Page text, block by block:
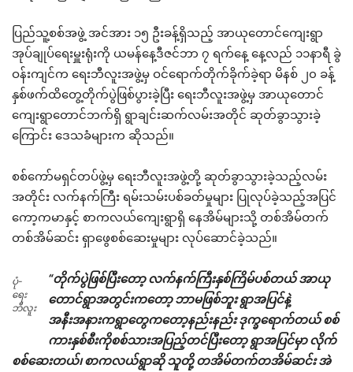
ပြည်သူ့စစ်အဖွဲ့ အင်အား ၁၅ ဦးခန့်ရှိသည့် အာယုတောင်ကျေးရွာ
အုပ်ချုပ်ရေးမှူးရုံးကို ယမန်နေ့ဒီဇင်ဘာ ၇ ရက်နေ့ နေ့လည် ၁၁နာရီ ခွဲ
ဝန်းကျင်က ရေးဘီလူးအဖွဲ့မှ ဝင်ရောက်တိုက်ခိုက်ခဲ့ရာ မိနစ် ၂၀ ခန့်
နှစ်ဖက်ထိတွေ့တိုက်ပွဲဖြစ်ပွားခဲ့ပြီး ရေးဘီလူးအဖွဲ့မှ အာယုတောင်
ကျေးရွာတောင်ဘက်ရှိ ရွာချင်းဆက်လမ်းအတိုင် ဆုတ်ခွာသွားခဲ့
ကြောင်း ဒေသခံများက ဆိုသည်။
စစ်ကော်မရှင်တပ်ဖွဲ့မှ ရေးဘီလူးအဖွဲ့တို့ ဆုတ်ခွာသွားခဲ့သည့်လမ်း
အတိုင်း လက်နက်ကြီး ရမ်းသမ်းပစ်ခတ်မှုများ ပြုလုပ်ခဲ့သည့်အပြင်
ကော့ကမာနှင့် စာကလယ်ကျေးရွာရှိ နေအိမ်များသို့ တစ်အိမ်တက်
တစ်အိမ်ဆင်း ရှာဖွေစစ်ဆေးမှုများ လုပ်ဆောင်ခဲ့သည်။
ပုံ-
ရေး
ဘီလူး
“တိုက်ပွဲဖြစ်ပြီးတော့ လက်နက်ကြီးနှစ်ကြိမ်ပစ်တယ် အာယု
တောင်ရွာအတွင်းကတော့ ဘာမဖြစ်ဘူး ရွာအပြင်နဲ့
အနီးအနားကရွာတွေကတော့နည်းနည်း ဒုက္ခရောက်တယ် စစ်
ကားနှစ်စီးကိုစစ်သားအပြည့်တင်ပြီးတော့ ရွာအပြင်မှာ လိုက်
စစ်ဆေးတယ်၊ စာကလယ်ရွာဆို သူတို့ တအိမ်တက်တအိမ်ဆင်း အဲ